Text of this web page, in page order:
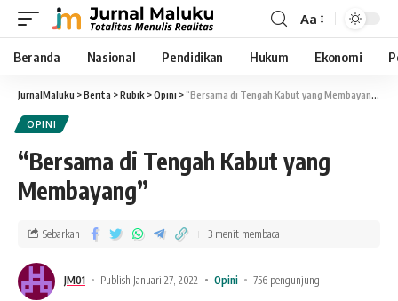
Aa
Beranda Nasional Pendidikan Hukum Ekonomi
JurnalMaluku >Berita >Rubik >Opini > “Bersama di Tengah Kabut yang Membayang”
OPINI
“Bersama di Tengah Kabut yang
Membayang”
JM01 Publish Januari 27, 2022 Opini 756 pengunjung
Sebarkan 3 menit membaca